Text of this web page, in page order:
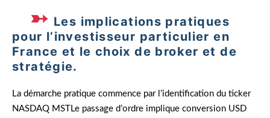
Les implications pratiques
pour l’investisseur particulier en
France et le choix de broker et de
stratégie.
La démarche pratique commence par l’identification du ticker
NASDAQ MSTLe passage d’ordre implique conversion USD